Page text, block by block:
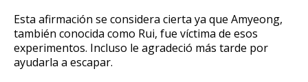
Esta afirmación se considera cierta ya que Amyeong,
también conocida como Rui, fue víctima de esos
experimentos. Incluso le agradeció más tarde por
ayudarla a escapar.